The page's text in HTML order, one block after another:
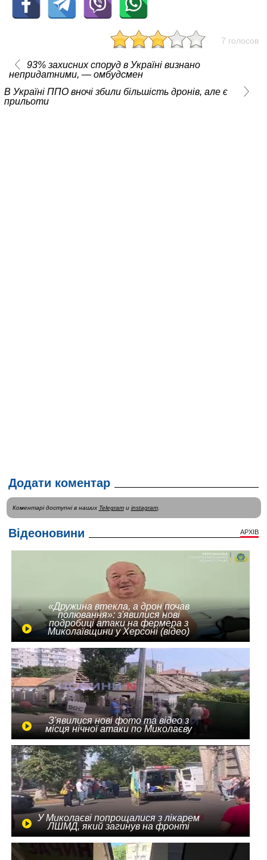
7 голосов
93% захисних споруд в Україні визнано
непридатними, — омбудсмен
В Україні ППО вночі збили більшість дронів, але є
прильоти
Додати коментар
Коментарі доступні в наших Telegramи instagram.
Відеоновини АРХІВ
«Дружина втекла, а дрон почав
полювання»: з'явилися нові
подробиці атаки на фермера з
Миколаївщини у Херсоні (відео)
З'явилися нові фото та відео з
місця нічної атаки по Миколаєву
У Миколаєві попрощалися з лікарем
ЛШМД, який загинув на фронті